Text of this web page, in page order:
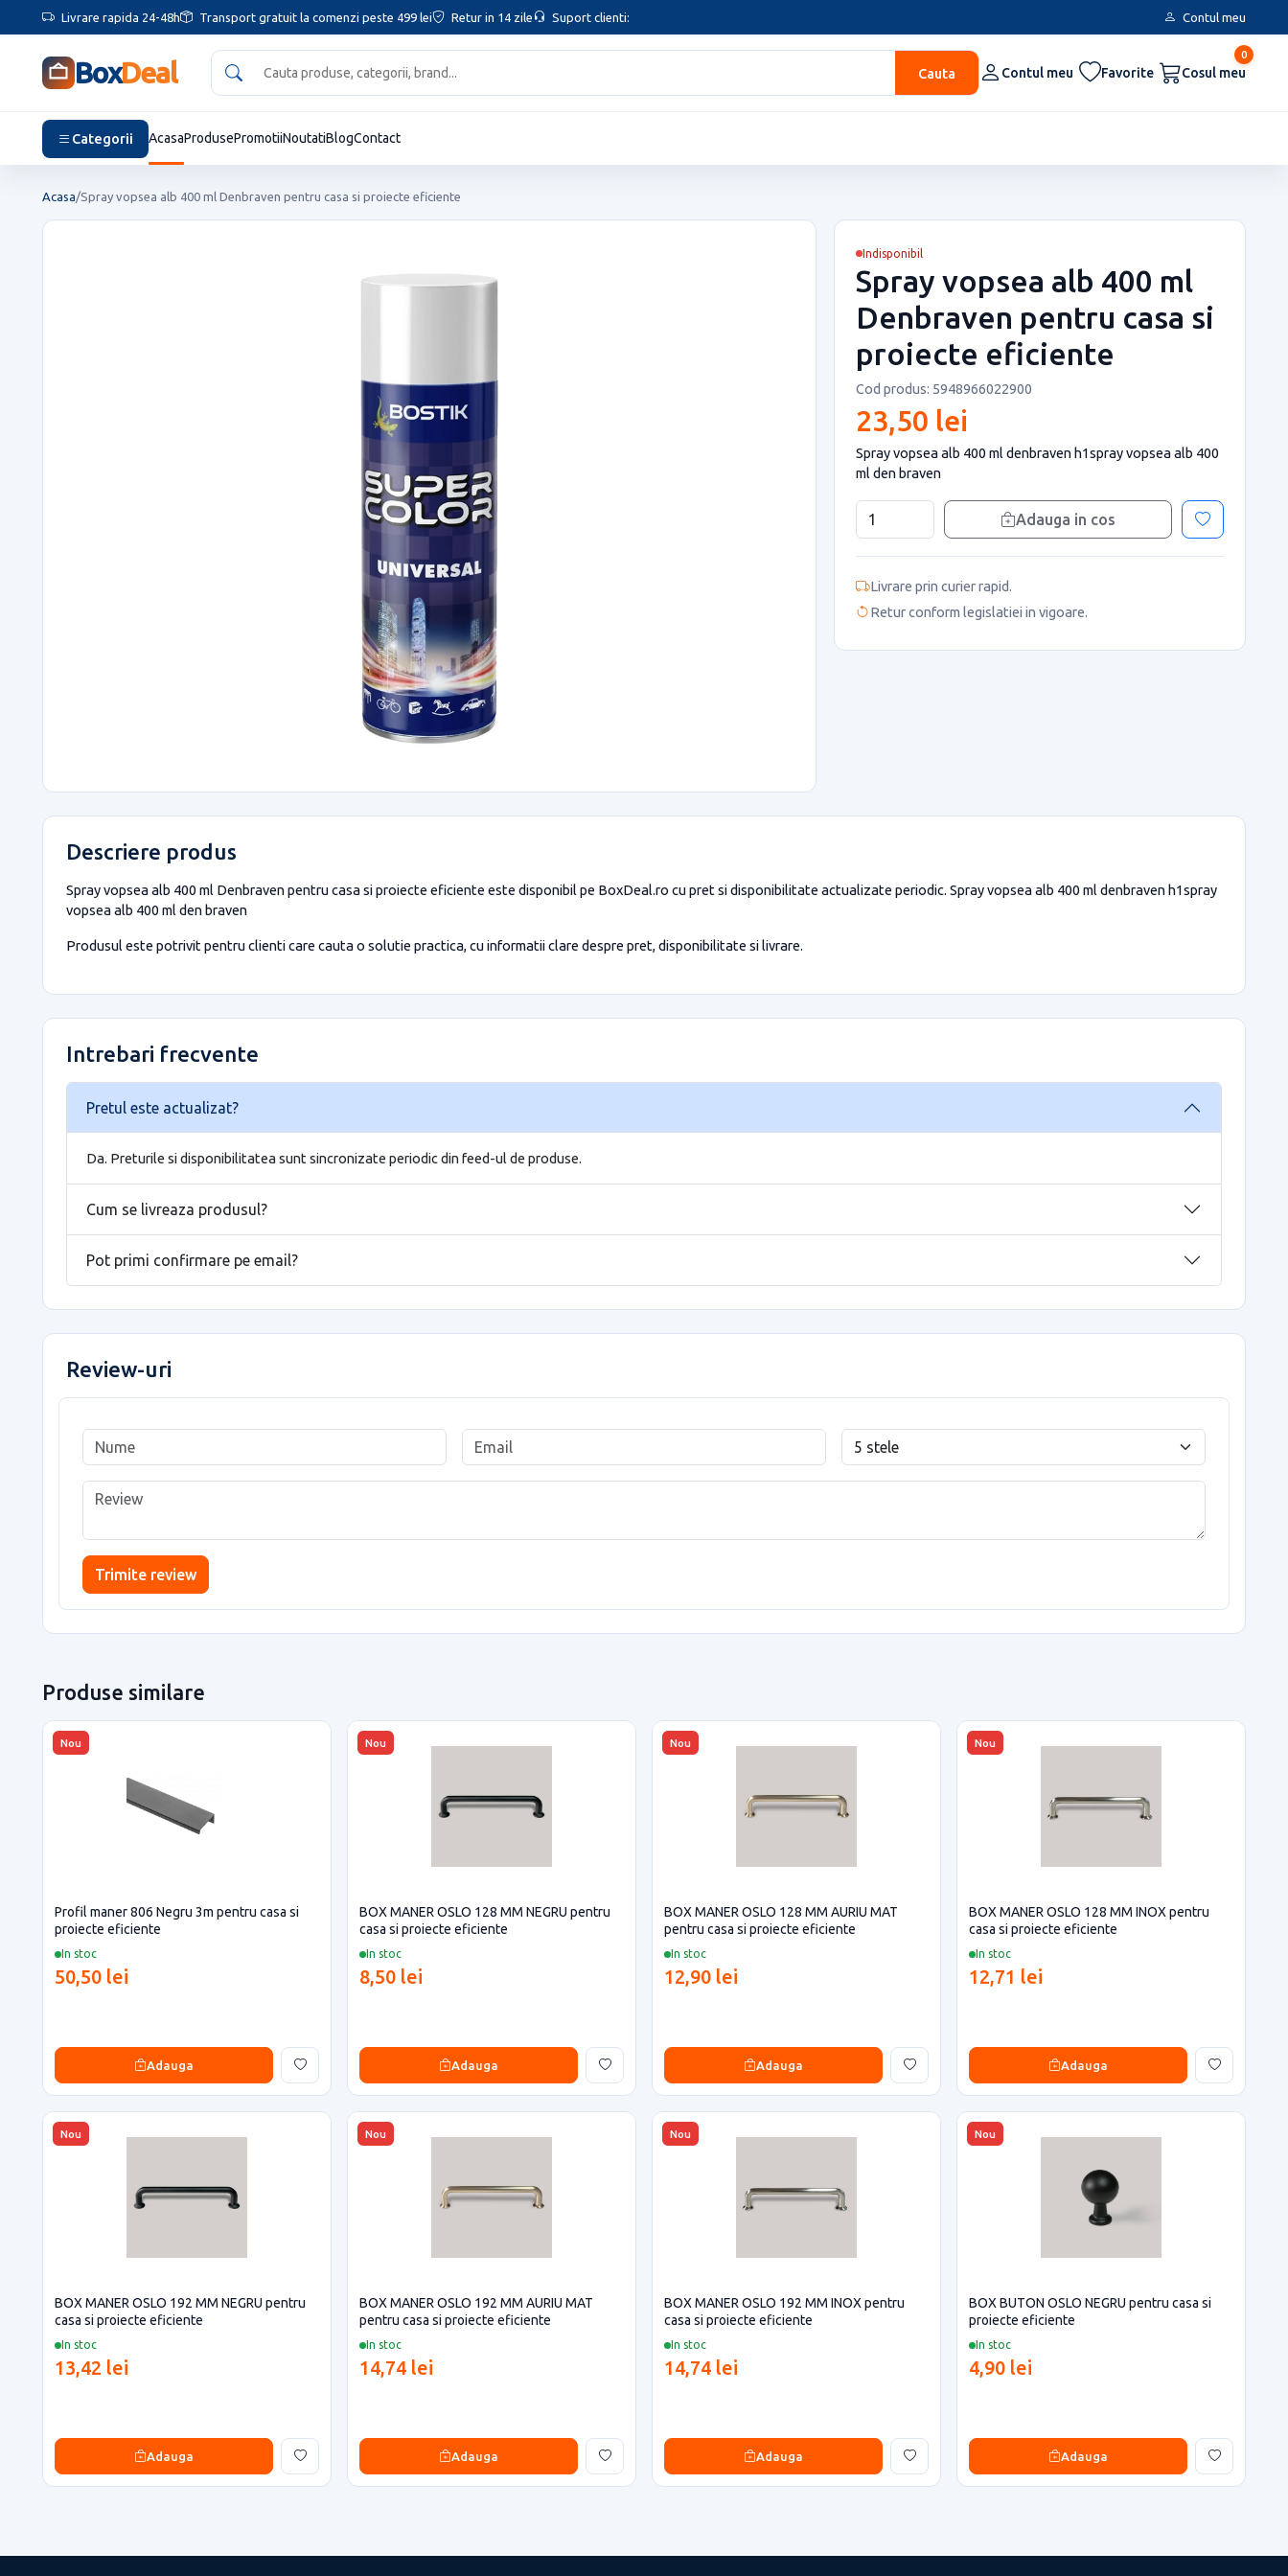
Livrare rapida 24-48h Transport gratuit la comenzi peste 499 lei Retur in 14 zile Suport clienti: Contul meu
BoxDeal Cauta Contul meu Favorite
0
Cosul meu
Categorii AcasaProdusePromotiiNoutatiBlogContact
Acasa/Spray vopsea alb 400 ml Denbraven pentru casa si proiecte eficiente
Indisponibil
Spray vopsea alb 400 ml
Denbraven pentru casa si
proiecte eficiente
Cod produs: 5948966022900
23,50 lei
Spray vopsea alb 400 ml denbraven h1spray vopsea alb 400
ml den braven
Adauga in cos
Livrare prin curier rapid.
Retur conform legislatiei in vigoare.
Descriere produs
Spray vopsea alb 400 ml Denbraven pentru casa si proiecte eficiente este disponibil pe BoxDeal.ro cu pret si disponibilitate actualizate periodic. Spray vopsea alb 400 ml denbraven h1spray
vopsea alb 400 ml den braven
Produsul este potrivit pentru clienti care cauta o solutie practica, cu informatii clare despre pret, disponibilitate si livrare.
Intrebari frecvente
Pretul este actualizat?
Da. Preturile si disponibilitatea sunt sincronizate periodic din feed-ul de produse.
Cum se livreaza produsul?
Pot primi confirmare pe email?
Review-uri
Trimite review
Produse similare
Nou
In stoc
Profil maner 806 Negru 3m pentru casa si
proiecte eficiente
50,50 lei
Adauga
Nou
In stoc
BOX MANER OSLO 128 MM NEGRU pentru
casa si proiecte eficiente
8,50 lei
Adauga
Nou
In stoc
BOX MANER OSLO 128 MM AURIU MAT
pentru casa si proiecte eficiente
12,90 lei
Adauga
Nou
In stoc
BOX MANER OSLO 128 MM INOX pentru
casa si proiecte eficiente
12,71 lei
Adauga
Nou
In stoc
BOX MANER OSLO 192 MM NEGRU pentru
casa si proiecte eficiente
13,42 lei
Adauga
Nou
In stoc
BOX MANER OSLO 192 MM AURIU MAT
pentru casa si proiecte eficiente
14,74 lei
Adauga
Nou
In stoc
BOX MANER OSLO 192 MM INOX pentru
casa si proiecte eficiente
14,74 lei
Adauga
Nou
In stoc
BOX BUTON OSLO NEGRU pentru casa si
proiecte eficiente
4,90 lei
Adauga